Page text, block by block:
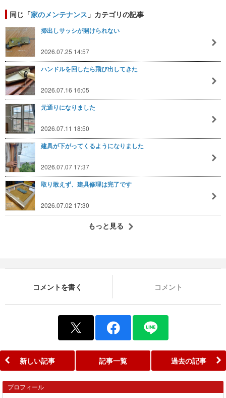
同じ「家のメンテナンス 」カテゴリの記事
掃出しサッシが開けられない
2026.07.25 14:57
ハンドルを回したら飛び出してきた
2026.07.16 16:05
元通りになりました
2026.07.11 18:50
建具が下がってくるようになりました
2026.07.07 17:37
取り敢えず、建具修理は完了です
2026.07.02 17:30
もっと見る
コメントを書く コメント
新しい記事 記事一覧 過去の記事
プロフィール